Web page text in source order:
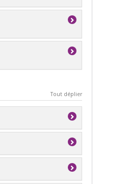
Tout déplier